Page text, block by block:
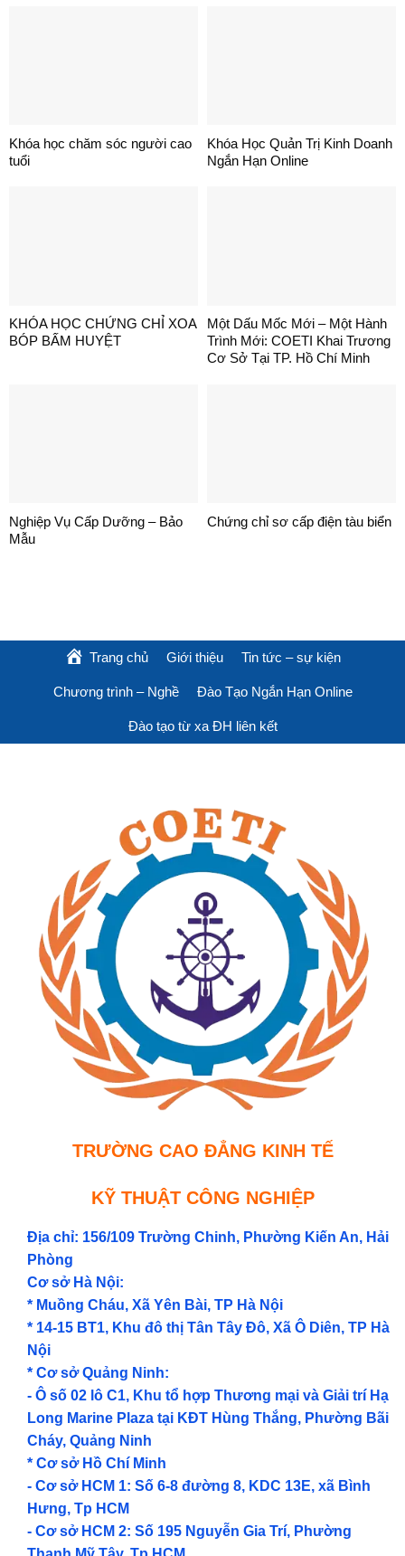
Khóa học chăm sóc người cao
tuổi
Khóa Học Quản Trị Kinh Doanh
Ngắn Hạn Online
KHÓA HỌC CHỨNG CHỈ XOA
BÓP BẤM HUYỆT
Một Dấu Mốc Mới – Một Hành
Trình Mới: COETI Khai Trương
Cơ Sở Tại TP. Hồ Chí Minh
Nghiệp Vụ Cấp Dưỡng – Bảo
Mẫu
Chứng chỉ sơ cấp điện tàu biển
Trang chủ Giới thiệu Tin tức – sự kiện
Chương trình – Nghề Đào Tạo Ngắn Hạn Online
Đào tạo từ xa ĐH liên kết
TRƯỜNG CAO ĐẲNG KINH TẾ
KỸ THUẬT CÔNG NGHIỆP
Địa chỉ: 156/109 Trường Chinh, Phường Kiến An, Hải
Phòng
Cơ sở Hà Nội:
* Muồng Cháu, Xã Yên Bài, TP Hà Nội
* 14-15 BT1, Khu đô thị Tân Tây Đô, Xã Ô Diên, TP Hà
Nội
* Cơ sở Quảng Ninh:
- Ô số 02 lô C1, Khu tổ hợp Thương mại và Giải trí Hạ
Long Marine Plaza tại KĐT Hùng Thắng, Phường Bãi
Cháy, Quảng Ninh
* Cơ sở Hồ Chí Minh
- Cơ sở HCM 1: Số 6-8 đường 8, KDC 13E, xã Bình
Hưng, Tp HCM
- Cơ sở HCM 2: Số 195 Nguyễn Gia Trí, Phường